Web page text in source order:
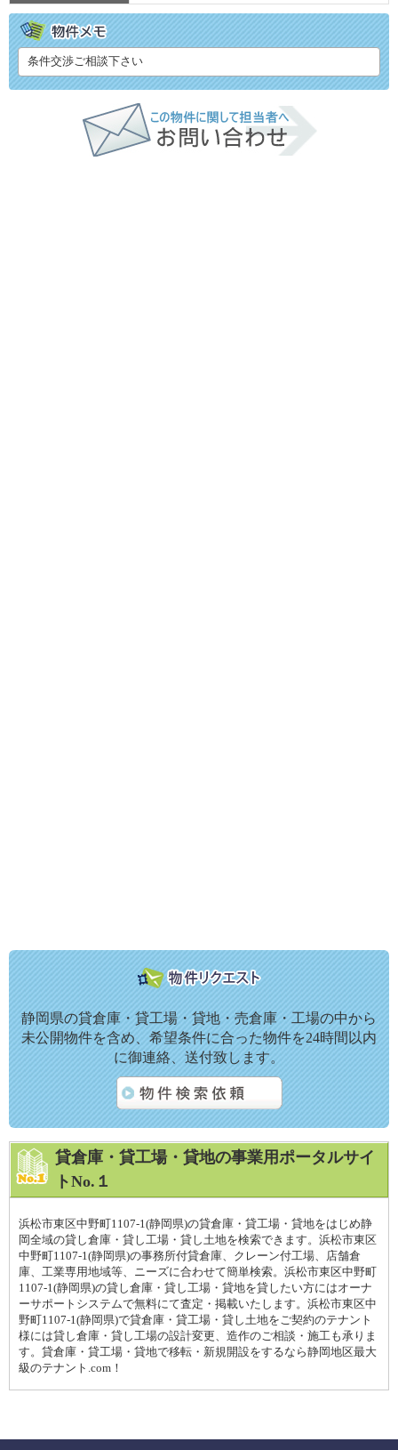
条件交渉ご相談下さい
静岡県の貸倉庫・貸工場・貸地・売倉庫・工場の中から
未公開物件を含め、希望条件に合った物件を24時間以内
に御連絡、送付致します。
貸倉庫・貸工場・貸地の事業用ポータルサイ
トNo.１
浜松市東区中野町1107-1(静岡県)の貸倉庫・貸工場・貸地をはじめ静
岡全域の貸し倉庫・貸し工場・貸し土地を検索できます。浜松市東区
中野町1107-1(静岡県)の事務所付貸倉庫、クレーン付工場、店舗倉
庫、工業専用地域等、ニーズに合わせて簡単検索。浜松市東区中野町
1107-1(静岡県)の貸し倉庫・貸し工場・貸地を貸したい方にはオーナ
ーサポートシステムで無料にて査定・掲載いたします。浜松市東区中
野町1107-1(静岡県)で貸倉庫・貸工場・貸し土地をご契約のテナント
様には貸し倉庫・貸し工場の設計変更、造作のご相談・施工も承りま
す。貸倉庫・貸工場・貸地で移転・新規開設をするなら静岡地区最大
級のテナント.com！